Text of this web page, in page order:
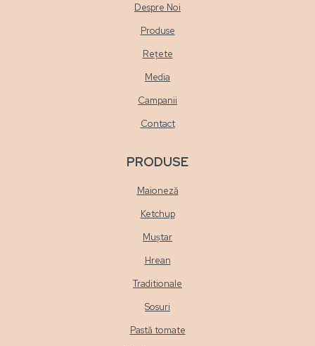
Despre Noi
Produse
Rețete
Media
Campanii
Contact
PRODUSE
Maioneză
Ketchup
Muștar
Hrean
Traditionale
Sosuri
Pastă tomate